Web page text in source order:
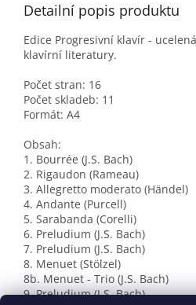
Detailní popis produktu
Edice Progresivní klavír -
klavírní literatury.
Počet stran: 16
Počet skladeb: 11
Formát: A4
Obsah:
1. Bourrée (J.S. Bach)
2. Rigaudon (Rameau)
3. Allegretto moderato (Händel)
4. Andante (Purcell)
5. Sarabanda (Corelli)
6. Preludium (J.S. Bach)
7. Preludium (J.S. Bach)
8. Menuet (Stölzel)
8b. Menuet - Trio (J.S. Bach)
9. Preludium (J.S. Bach)